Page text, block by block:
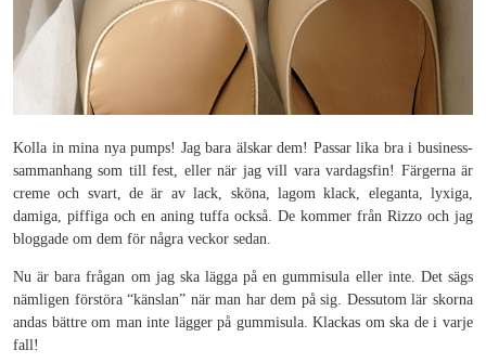
Kolla in mina nya pumps! Jag bara älskar dem! Passar lika bra i business-
sammanhang som till fest, eller när jag vill vara vardagsfin! Färgerna är
creme och svart, de är av lack, sköna, lagom klack, eleganta, lyxiga,
damiga, piffiga och en aning tuffa också. De kommer från Rizzo och jag
bloggade om dem för några veckor sedan.
Nu är bara frågan om jag ska lägga på en gummisula eller inte. Det sägs
nämligen förstöra “känslan” när man har dem på sig. Dessutom lär skorna
andas bättre om man inte lägger på gummisula. Klackas om ska de i varje
fall!